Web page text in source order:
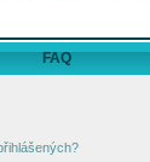
FAQ